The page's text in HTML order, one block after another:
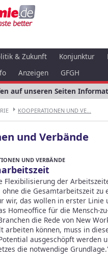
& Zukunft Konjunktur
Anzeigen
GFGH
auf unseren Seiten
KOOPERATIONEN UND VE...
und Verbände
UND VERBÄNDE
Flexibilisierung der
die Gesamtarbeitszeit
wir, das wollen in erster Linie
Homeoffice für die Mensch-
die Rede von New
arbeiten können, muss in
ausgeschöpft werden
die notwendige